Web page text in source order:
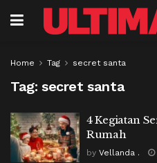
Home Tag secret santa
Tag: secret santa
4 Kegiatan
Rumah
by Vellanda .